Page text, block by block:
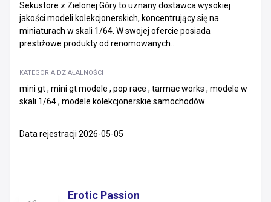
Sekustore z Zielonej Góry to uznany dostawca wysokiej
jakości modeli kolekcjonerskich, koncentrujący się na
miniaturach w skali 1/64. W swojej ofercie posiada
prestiżowe produkty od renomowanych...
KATEGORIA DZIAŁALNOŚCI
mini gt , mini gt modele , pop race , tarmac works , modele w
skali 1/64 , modele kolekcjonerskie samochodów
Data rejestracji 2026-05-05
Erotic Passion